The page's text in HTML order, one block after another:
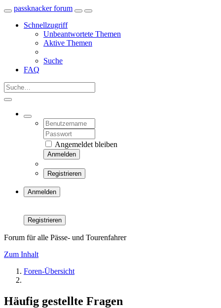
passknacker forum
Schnellzugriff
Unbeantwortete Themen
Aktive Themen
Suche
FAQ
Angemeldet bleiben
Anmelden
Registrieren
Anmelden
Registrieren
Forum für alle Pässe- und Tourenfahrer
Zum Inhalt
Foren-Übersicht
Häufig gestellte Fragen